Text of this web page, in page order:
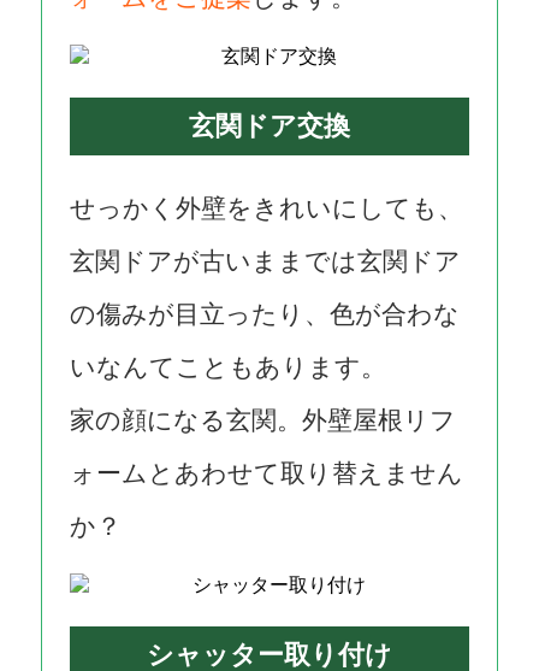
玄関ドア交換
せっかく外壁をきれいにしても、
玄関ドアが古いままでは玄関ドア
の傷みが目立ったり、色が合わな
いなんてこともあります。
家の顔になる玄関。外壁屋根リフ
ォームとあわせて取り替えません
か？
シャッター取り付け